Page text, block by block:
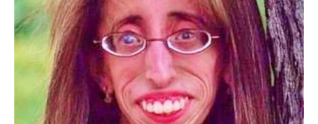
Promene u Životnim Navikama
Tokom svog oporavka, Đani je bio primoran da preispita svoje
životne navike. “Nisam leteo četiri meseca, uživam u svom
životu, putujem autom. Prestao sam da pijem,” otkrio je pevač.
Ove promene su ga naučile koliko je važno brinuti se o svom
zdravlju i dobrobiti. U tom procesu, Đani je spoznao vrednost